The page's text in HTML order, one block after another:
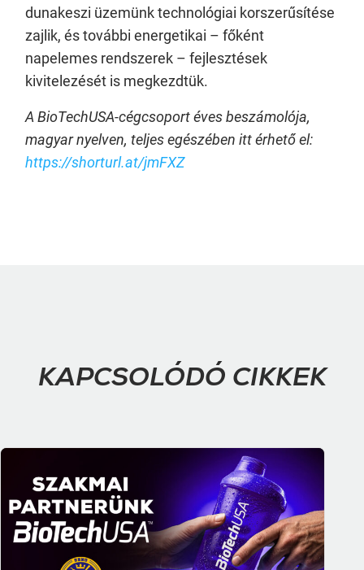
dunakeszi üzemünk technológiai korszerűsítése
zajlik, és további energetikai – főként
napelemes rendszerek – fejlesztések
kivitelezését is megkezdtük.
A BioTechUSA-cégcsoport éves beszámolója,
magyar nyelven, teljes egészében itt érhető el:
https://shorturl.at/jmFXZ
KAPCSOLÓDÓ CIKKEK